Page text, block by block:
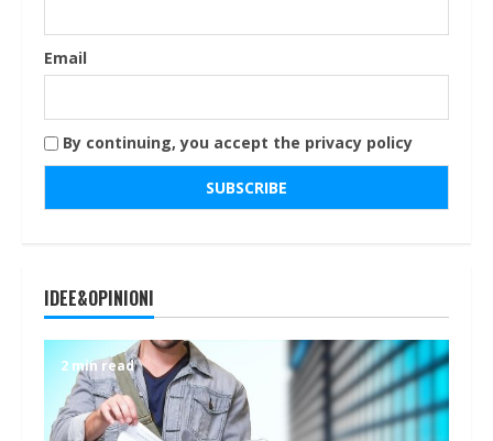
Email
By continuing, you accept the privacy policy
IDEE&OPINIONI
2 min read